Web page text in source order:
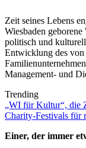
Zeit seines Lebens
Wiesbaden
politisch und
Entwicklung des von
Management- und
Trending
„WI für Kultur“, die
Charity-Festivals für
Einer, der immer